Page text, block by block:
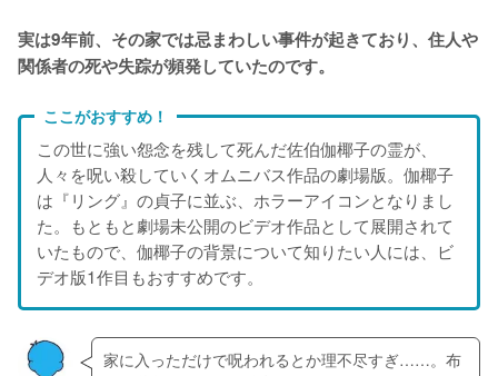
実は9年前、その家では忌まわしい事件が起きており、住人や
関係者の死や失踪が頻発していたのです。
ここがおすすめ！
この世に強い怨念を残して死んだ佐伯伽椰子の霊が、
人々を呪い殺していくオムニバス作品の劇場版。伽椰子
は『リング』の貞子に並ぶ、ホラーアイコンとなりまし
た。もともと劇場未公開のビデオ作品として展開されて
いたもので、伽椰子の背景について知りたい人には、ビ
デオ版1作目もおすすめです。
家に入っただけで呪われるとか理不尽すぎ……。布